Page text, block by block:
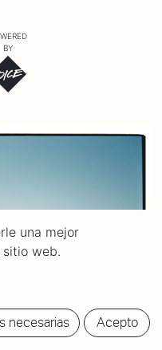
BY
una mejor
sitio web.
necesarias Acepto